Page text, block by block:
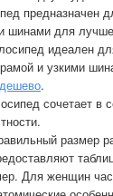
предназначен
шинами для
идеален
и узкими
.
сочетает в
размер
Для женщин